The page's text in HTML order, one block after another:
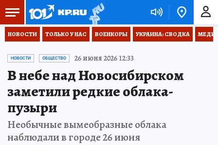
НОВОСТИ ТОЛЬКО У НАС ВОЕНКОРЫ УКРАИНА: СВОДКА
НОВОСТИ ОБЩЕСТВО 26 июня 2026 12:33
В небе над Новосибирском
заметили редкие облака-
пузыри
Необычные вымеобразные облака
наблюдали в городе 26 июня